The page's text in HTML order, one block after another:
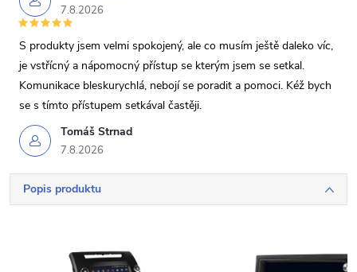
7.8.2026
Tomáš Strnad
7.8.2026
S produkty jsem velmi spokojený, ale co musím ještě daleko víc,
je vstřícný a nápomocný přístup se kterým jsem se setkal.
Komunikace bleskurychlá, nebojí se poradit a pomoci. Kéž bych
se s tímto přístupem setkával častěji.
Popis produktu